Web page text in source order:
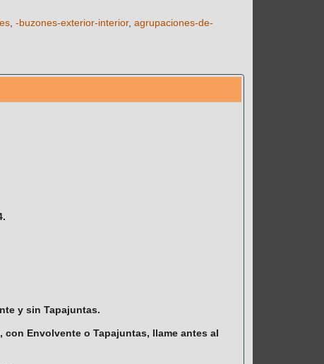
-buzones-exterior-interior agrupaciones-de-
y sin Tapajuntas.
Envolvente o Tapajuntas, llame antes al